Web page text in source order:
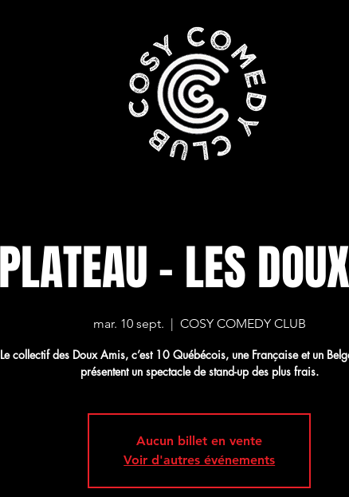
- LES
mar. 10 sept.
  |
COSY COMEDY CLUB
Le collectif des Doux Amis, c’est 10 Québécois, une Française et un
présentent un spectacle de stand-up des plus frais.
Aucun billet en vente
Voir d'autres événements